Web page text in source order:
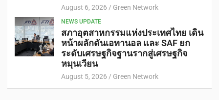
August 6, 2026 Green Network
NEWS UPDATE
สภาอุตสาหกรรมแห่งประเทศไทย เดิน
หน้าผลักดันเอทานอล และ SAF ยก
ระดับเศรษฐกิจฐานรากสู่เศรษฐกิจ
หมุนเวียน
August 5, 2026 Green Network